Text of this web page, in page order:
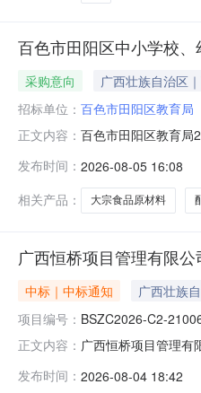
百色市田阳区中小学校
采购意向 广西壮族自治区
招标单位： 百色市田阳区教育局
正文内容： 百色市田阳区教育局
大宗食品原材料采购
畜、水产、蛋、米面
发布时间： 2026-08-05 16:08
相关产品：
大宗食品原材料
广西恒桥项目管理有限
中标｜中标通知 广西壮族
项目编号： BSZC2026-C2-
正文内容： 广西恒桥项目管理
州镇那塘所村田州古
发布时间： 2026-08-04 18:42